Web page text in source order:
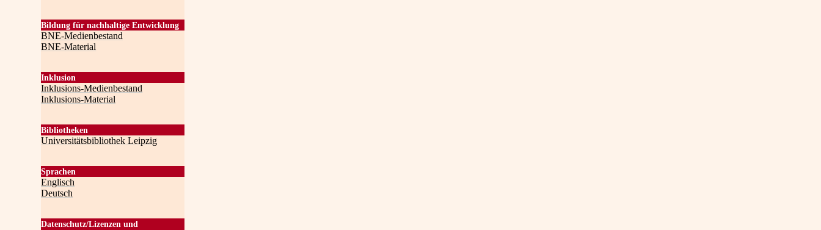
Bildung für nachhaltige Entwicklung
BNE-Medienbestand
BNE-Material
Inklusion
Inklusions-Medienbestand
Inklusions-Material
Bibliotheken
Universitätsbibliothek Leipzig
Sprachen
Englisch
Deutsch
Datenschutz/Lizenzen und